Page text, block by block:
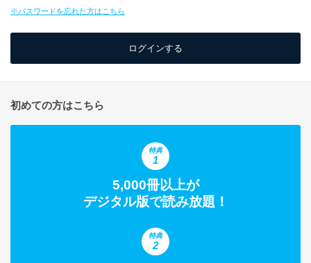
※パスワードを忘れた方はこちら
初めての方はこちら
特典
1
5,000冊以上が
デジタル版で読み放題！
特典
2